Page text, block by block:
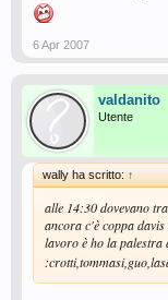
6 Apr 2007
valdanito
Utente
wally ha scritto: ↑
alle 14:30 dovevano
ancora c'è coppa
lavoro è ho la palestra